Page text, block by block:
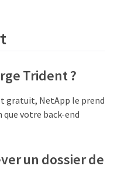
Trident ?
gratuit, NetApp le prend
votre back-end
un dossier de